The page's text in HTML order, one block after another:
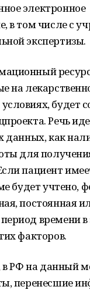
электронное
в том числе с
экспертизы.
на
будет
Речь
данных, как
для
пациент
будет учтено,
постоянная
времени в
факторов.
в РФ на данный
перенесшие